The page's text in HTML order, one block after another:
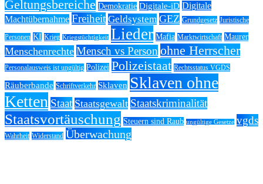
Geltungsbereiche Demokratie Digitale-iD Digitale
Machtübernahme Freiheit Geldsystem GEZ Grundgesetz Juristische
Personen KI Krieg Kriegstüchtigkeit Lieder Mafia Marktwirtschaft Maurer
Menschenrechte Mensch vs Person ohne Herrscher
Personalausweis ist ungültig Polizei Polizeistaat Rechtsstatus VGDS
Räuberbande Schriftverkehr Sklaven Sklaven ohne
Ketten Staat Staatsgewalt Staatskriminalität
Staatsvortäuschung Steuern sind Raub ungültige Gesetze vgds
Wahrheit Widerstand Überwachung